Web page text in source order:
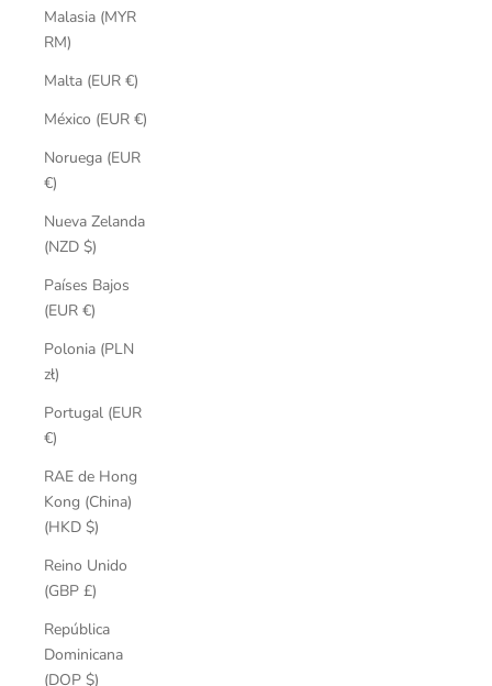
Malasia (MYR
RM)
Malta (EUR €)
México (EUR €)
Noruega (EUR
€)
Nueva Zelanda
(NZD $)
Países Bajos
(EUR €)
Polonia (PLN
zł)
Portugal (EUR
€)
RAE de Hong
Kong (China)
(HKD $)
Reino Unido
(GBP £)
República
Dominicana
(DOP $)